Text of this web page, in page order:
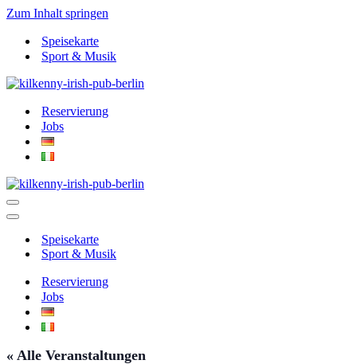
Zum Inhalt springen
Speisekarte
Sport & Musik
Reservierung
Jobs
Navigationsmenü
Navigationsmenü
Speisekarte
Sport & Musik
Reservierung
Jobs
« Alle Veranstaltungen